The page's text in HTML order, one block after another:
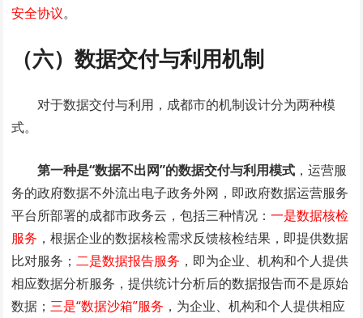
安全协议。
（六）数据交付与利用机制
对于数据交付与利用，成都市的机制设计分为两种模
式。
第一种是“数据不出网”的数据交付与利用模式 ，运营服
务的政府数据不外流出电子政务外网，即政府数据运营服务
平台所部署的成都市政务云，包括三种情况：一是数据核检
服务 ，根据企业的数据核检需求反馈核检结果，即提供数据
比对服务；二是数据报告服务 ，即为企业、机构和个人提供
相应数据分析服务，提供统计分析后的数据报告而不是原始
数据；三是“数据沙箱”服务 ，为企业、机构和个人提供相应